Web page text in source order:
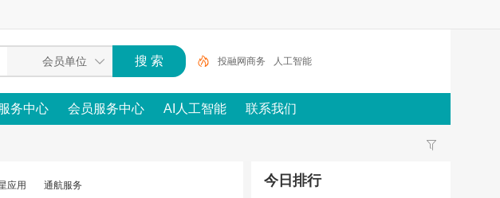
投融网商务 人工智能
务中心 会员服务中心 AI人工智能 联系我们
应用 通航服务 今日排行